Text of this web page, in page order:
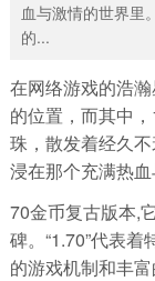
血与激情的世界里
的...
在网络游戏的浩
的位置，而其中
珠，散发着经久
浸在那个充满热血
70金币复古版本,
碑。“1.70”代表
的游戏机制和丰